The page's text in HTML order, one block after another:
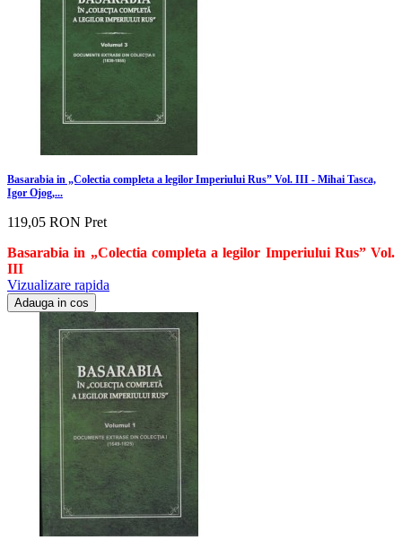
Basarabia in „Colectia completa a legilor Imperiului Rus” Vol. III - Mihai Tasca,
Igor Ojog,...
119,05 RON Pret
Basarabia in „Colectia completa a legilor Imperiului Rus” Vol.
III
Vizualizare rapida
Adauga in cos